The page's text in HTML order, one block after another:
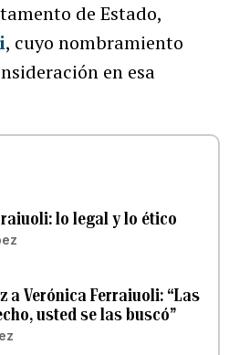
de Estado,
, cuyo nombramiento
en esa
lo legal y lo ético
a Verónica Ferraiuoli: “Las
usted se las buscó”